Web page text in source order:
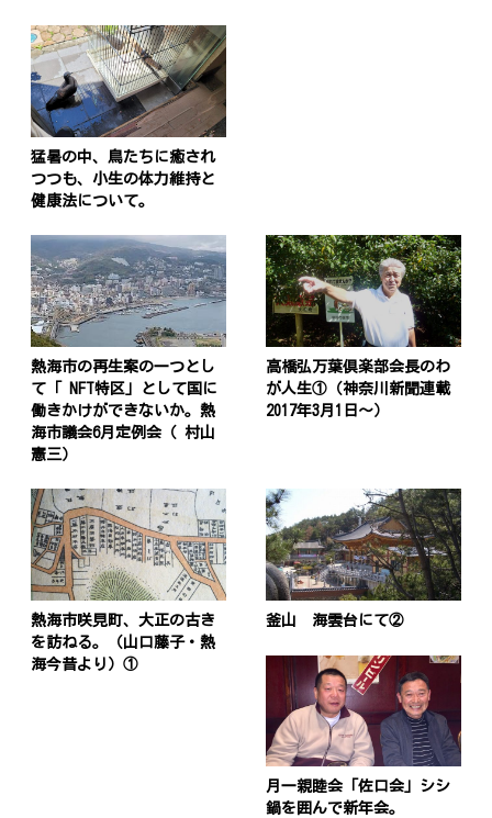
猛暑の中、鳥たちに癒され
つつも、小生の体力維持と
健康法について。
熱海市の再生案の一つとし
て「 NFT特区」として国に
働きかけができないか。熱
海市議会6月定例会（ 村山
憲三）
高橋弘万葉倶楽部会長のわ
が人生①（神奈川新聞連載
2017年3月1日〜）
熱海市咲見町、大正の古き
を訪ねる。（山口藤子・熱
海今昔より）①
釜山 海雲台にて②
月一親睦会「佐口会」シシ
鍋を囲んで新年会。